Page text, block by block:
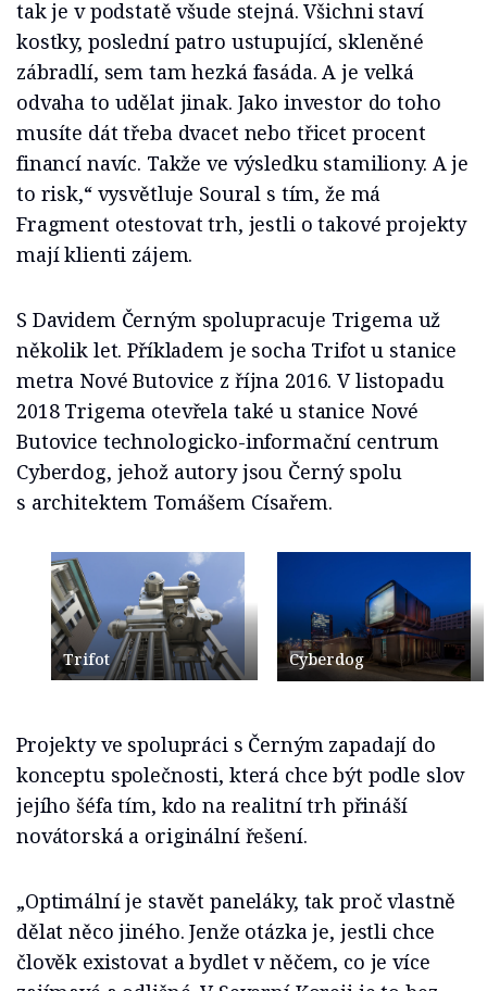
tak je v podstatě všude stejná. Všichni staví
kostky, poslední patro ustupující, skleněné
zábradlí, sem tam hezká fasáda. A je velká
odvaha to udělat jinak. Jako investor do toho
musíte dát třeba dvacet nebo třicet procent
financí navíc. Takže ve výsledku stamiliony. A je
to risk,“ vysvětluje Soural s tím, že má
Fragment otestovat trh, jestli o takové projekty
mají klienti zájem.
S Davidem Černým spolupracuje Trigema už
několik let. Příkladem je socha Trifot u stanice
metra Nové Butovice z října 2016. V listopadu
2018 Trigema otevřela také u stanice Nové
Butovice technologicko-informační centrum
Cyberdog, jehož autory jsou Černý spolu
s architektem Tomášem Císařem.
Trifot Cyberdog
Projekty ve spolupráci s Černým zapadají do
konceptu společnosti, která chce být podle slov
jejího šéfa tím, kdo na realitní trh přináší
novátorská a originální řešení.
„Optimální je stavět paneláky, tak proč vlastně
dělat něco jiného. Jenže otázka je, jestli chce
člověk existovat a bydlet v něčem, co je více